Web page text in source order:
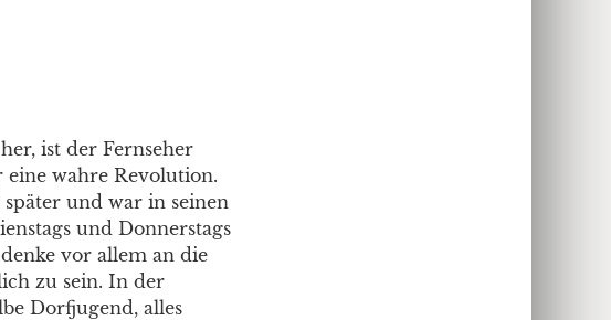
ist der Fernseher
eine wahre Revolution.
und war in seinen
und Donnerstags
vor allem an die
zu sein. In der
Dorfjugend, alles